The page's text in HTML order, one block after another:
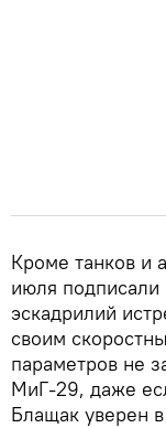
Кроме танков и
июля подписали
эскадрилий
своим
параметров не
МиГ-29, даже
Блащак уверен